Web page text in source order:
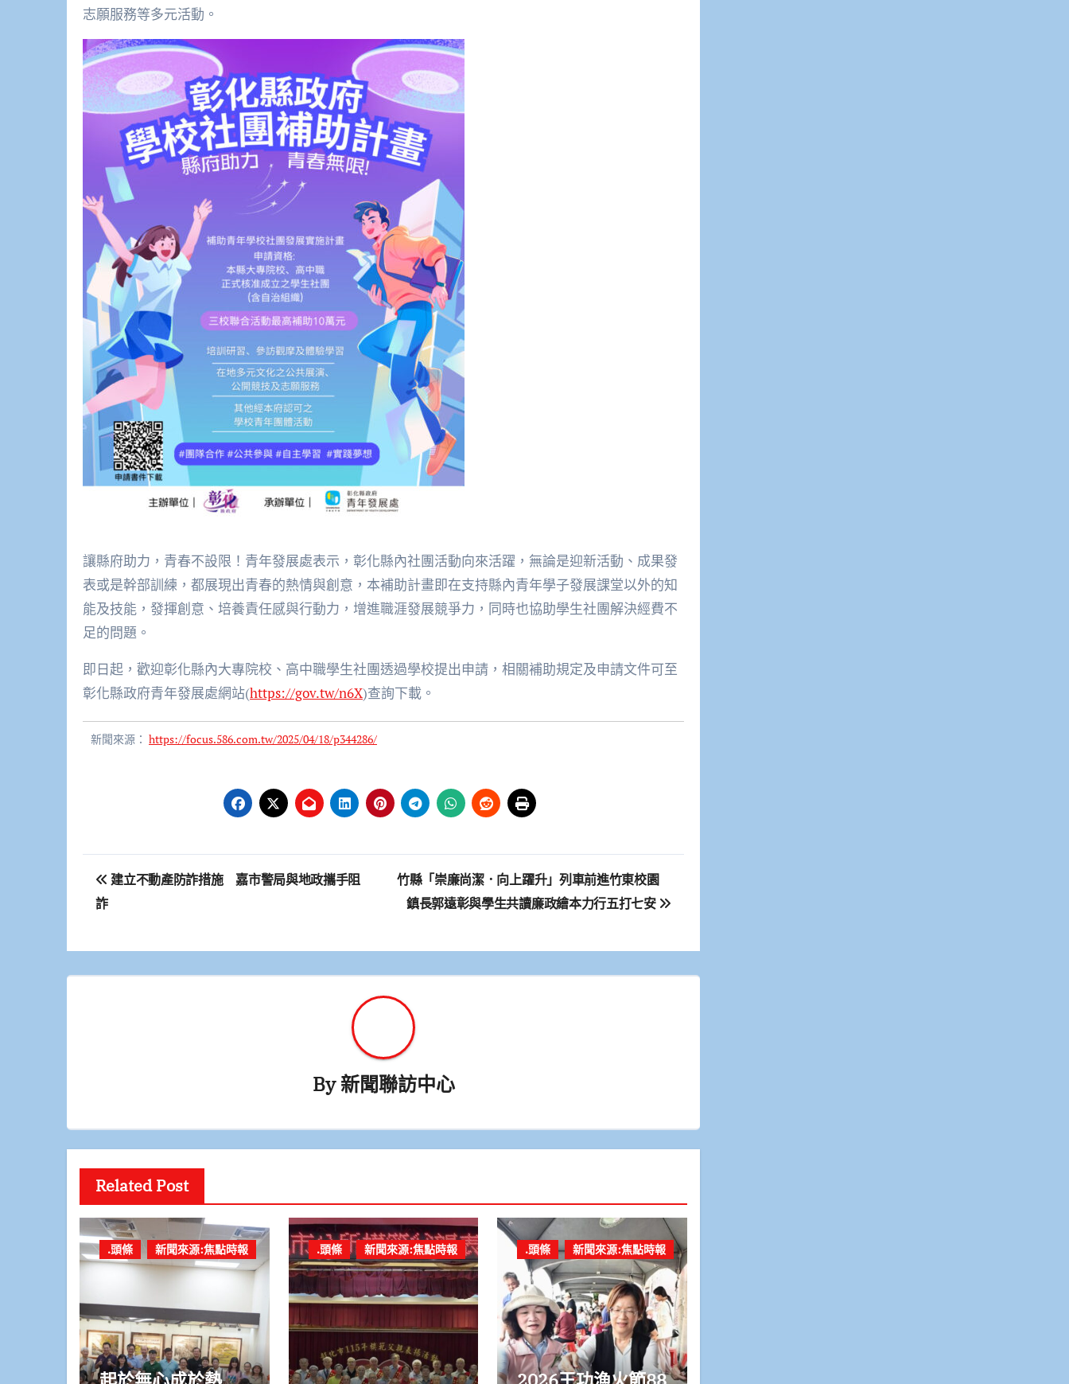
志願服務等多元活動。
讓縣府助力，青春不設限！青年發展處表示，彰化縣內社團活動向來活躍，無論是迎新活動、成果發
表或是幹部訓練，都展現出青春的熱情與創意，本補助計畫即在支持縣內青年學子發展課堂以外的知
能及技能，發揮創意、培養責任感與行動力，增進職涯發展競爭力，同時也協助學生社團解決經費不
足的問題。
即日起，歡迎彰化縣內大專院校、高中職學生社團透過學校提出申請，相關補助規定及申請文件可至
彰化縣政府青年發展處網站(https://gov.tw/n6X)查詢下載。
新聞來源： https://focus.586.com.tw/2025/04/18/p344286/
文
章
覽
建立不動產防詐措施 嘉市警局與地政攜手阻
詐
竹縣「崇廉尚潔．向上躍升」列車前進竹東校園
鎮長郭遠彰與學生共讀廉政繪本力行五打七安
By新聞聯訪中心
Related Post
.頭條 新聞來源:焦點時報 .頭條 新聞來源:焦點時報 .頭條 新聞來源:焦點時報